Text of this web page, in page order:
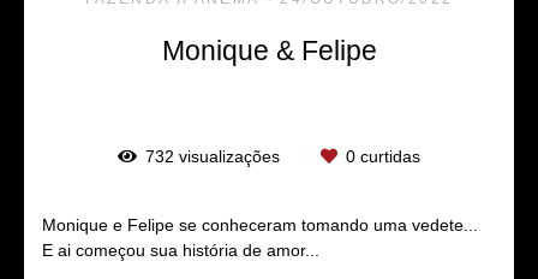
Monique & Felipe
732 visualizações 0 curtidas
Monique e Felipe se conheceram tomando uma vedete...
E ai começou sua história de amor...